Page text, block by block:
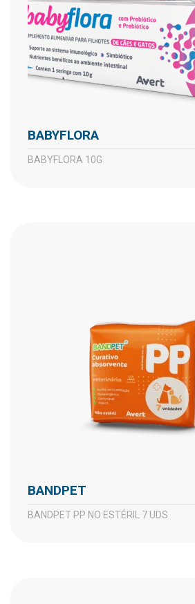
BABYFLORA
BABYFLORA 10G
BANDPET
BANDPET PP NO ESTÉRIL 7 UDS